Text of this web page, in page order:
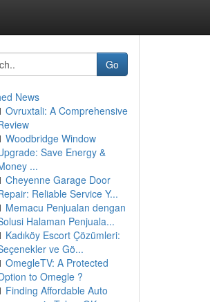
Go
News
Ovruxtali: A Comprehensive
Woodbridge Window
Save Energy &
...
Cheyenne Garage Door
Reliable Service Y...
Memacu Penjualan dengan
Halaman Penjuala...
Kadıköy Escort Çözümleri:
ve Gö...
OmegleTV: A Protected
to Omegle ?
Finding Affordable Auto